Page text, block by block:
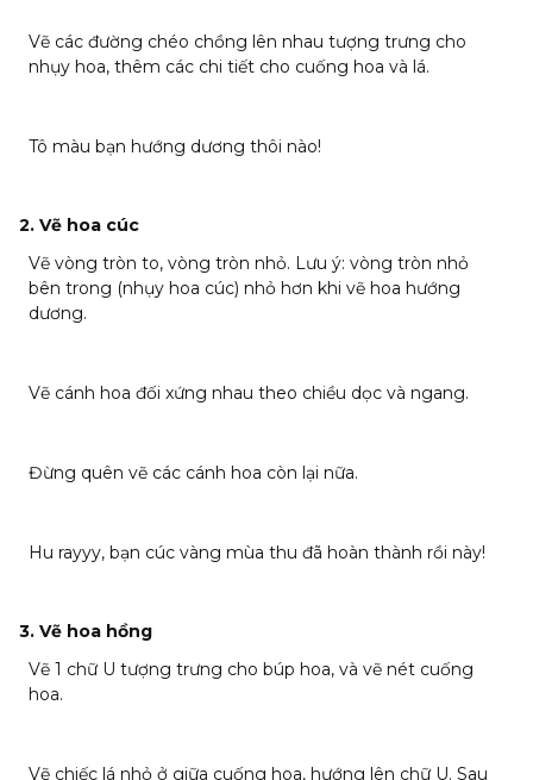
Vẽ các đường chéo chồng lên nhau tượng trưng cho
nhụy hoa, thêm các chi tiết cho cuống hoa và lá.
Tô màu bạn hướng dương thôi nào!
2. Vẽ hoa cúc
Vẽ vòng tròn to, vòng tròn nhỏ. Lưu ý: vòng tròn nhỏ
bên trong (nhụy hoa cúc) nhỏ hơn khi vẽ hoa hướng
dương.
Vẽ cánh hoa đối xứng nhau theo chiều dọc và ngang.
Đừng quên vẽ các cánh hoa còn lại nữa.
Hu rayyy, bạn cúc vàng mùa thu đã hoàn thành rồi này!
3. Vẽ hoa hồng
Vẽ 1 chữ U tượng trưng cho búp hoa, và vẽ nét cuống
hoa.
Vẽ chiếc lá nhỏ ở giữa cuống hoa, hướng lên chữ U. Sau